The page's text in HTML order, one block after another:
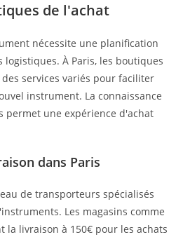
de l'achat
nécessite une planification
logistiques. À Paris, les boutiques
services variés pour faciliter
instrument. La connaissance
permet une expérience d'achat
dans Paris
de transporteurs spécialisés
Les magasins comme
la livraison à 150€ pour les achats